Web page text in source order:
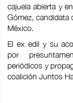
cajuela abierta y
Gómez, candidata
México.
El ex edil y su
por
periódicos y
coalición Juntos